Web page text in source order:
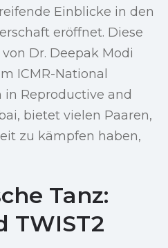
Einblicke in den
eröffnet. Diese
Dr. Deepak Modi
ICMR-National
in Reproductive and
bietet vielen Paaren,
zu kämpfen haben,
Tanz:
TWIST2